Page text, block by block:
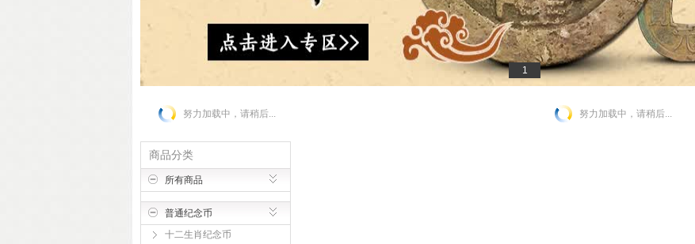
1
努力加载中，请稍后...
商品分类
所有商品
普通纪念币
十二生肖纪念币
努力加载中，请稍后...